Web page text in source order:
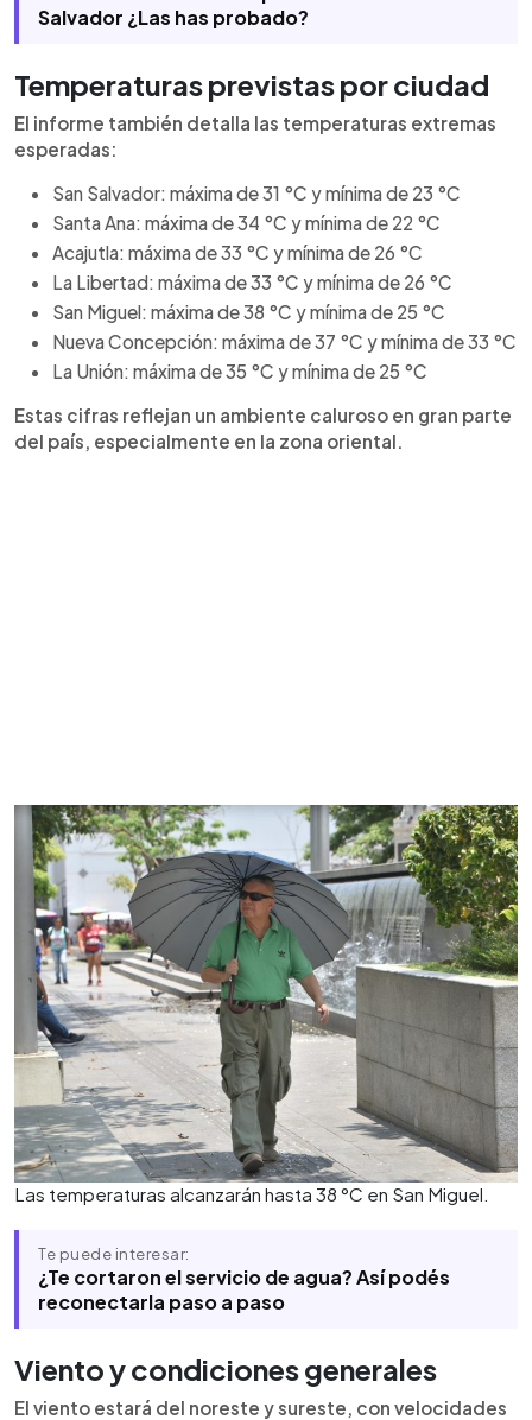
Salvador ¿Las has probado?
Temperaturas previstas por ciudad
El informe también detalla las temperaturas extremas
esperadas:
San Salvador: máxima de 31 °C y mínima de 23 °C
Santa Ana: máxima de 34 °C y mínima de 22 °C
Acajutla: máxima de 33 °C y mínima de 26 °C
La Libertad: máxima de 33 °C y mínima de 26 °C
San Miguel: máxima de 38 °C y mínima de 25 °C
Nueva Concepción: máxima de 37 °C y mínima de 33 °C
La Unión: máxima de 35 °C y mínima de 25 °C
Estas cifras reflejan un ambiente caluroso en gran parte
del país, especialmente en la zona oriental.
Las temperaturas alcanzarán hasta 38 °C en San Miguel.
Te puede interesar:
¿Te cortaron el servicio de agua? Así podés
reconectarla paso a paso
Viento y condiciones generales
El viento estará del noreste y sureste, con velocidades